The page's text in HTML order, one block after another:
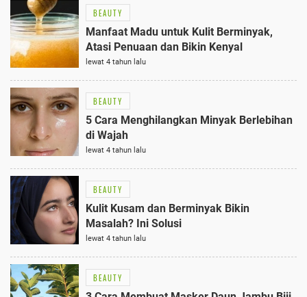
BEAUTY
Manfaat Madu untuk Kulit Berminyak,
Atasi Penuaan dan Bikin Kenyal
lewat 4 tahun lalu
BEAUTY
5 Cara Menghilangkan Minyak Berlebihan
di Wajah
lewat 4 tahun lalu
BEAUTY
Kulit Kusam dan Berminyak Bikin
Masalah? Ini Solusi
lewat 4 tahun lalu
BEAUTY